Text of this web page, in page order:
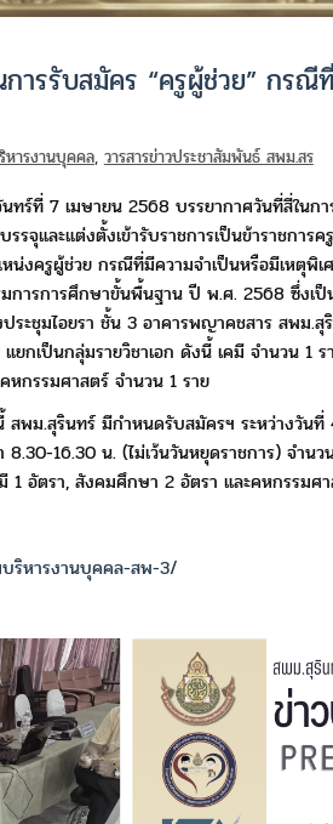
ารรับสมัคร “ครูผู้ช่วย” กรณี
หารงานบุคคล, วารสารข่าวประชาสัมพันธ์ สพม.สร
ทร์ที่ 7 เมษายน 2568 บรรยากาศวันที่สี่ในก
รรจุและแต่งตั้งเข้ารับราชการเป็นข้าราชการ
น่งครูผู้ช่วย กรณีที่มีความจำเป็นหรือมีเหตุพิเ
การการศึกษาขั้นพื้นฐาน ปี พ.ศ. 2568 ซึ่งเป็
ระชุมไอยรา ชั้น 3 อาคารพญาคชสาร สพม.สุ
แยกเป็นกลุ่มรายวิชาเอก ดังนี้ เคมี จำนวน 1
หกรรมศาสตร์ จำนวน 1 ราย
สพม.สุรินทร์ มีกำหนดรับสมัครฯ ระหว่างวันที่
8.30-16.30 น. (ไม่เว้นวันหยุดราชการ) จำน
1 อัตรา, สังคมศึกษา 2 อัตรา และคหกรรมศ
หารงานบุคคล-สพ-3/